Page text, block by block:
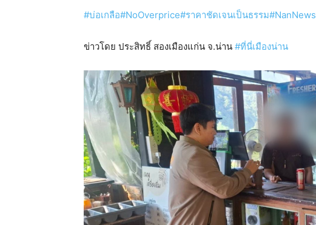
#บ่อเกลือ#NoOverprice#ราคาชัดเจนเป็นธรรม#NanNews
ข่าวโดย ประสิทธิ์ สองเมืองแก่น จ.น่าน #ที่นี่เมืองน่าน